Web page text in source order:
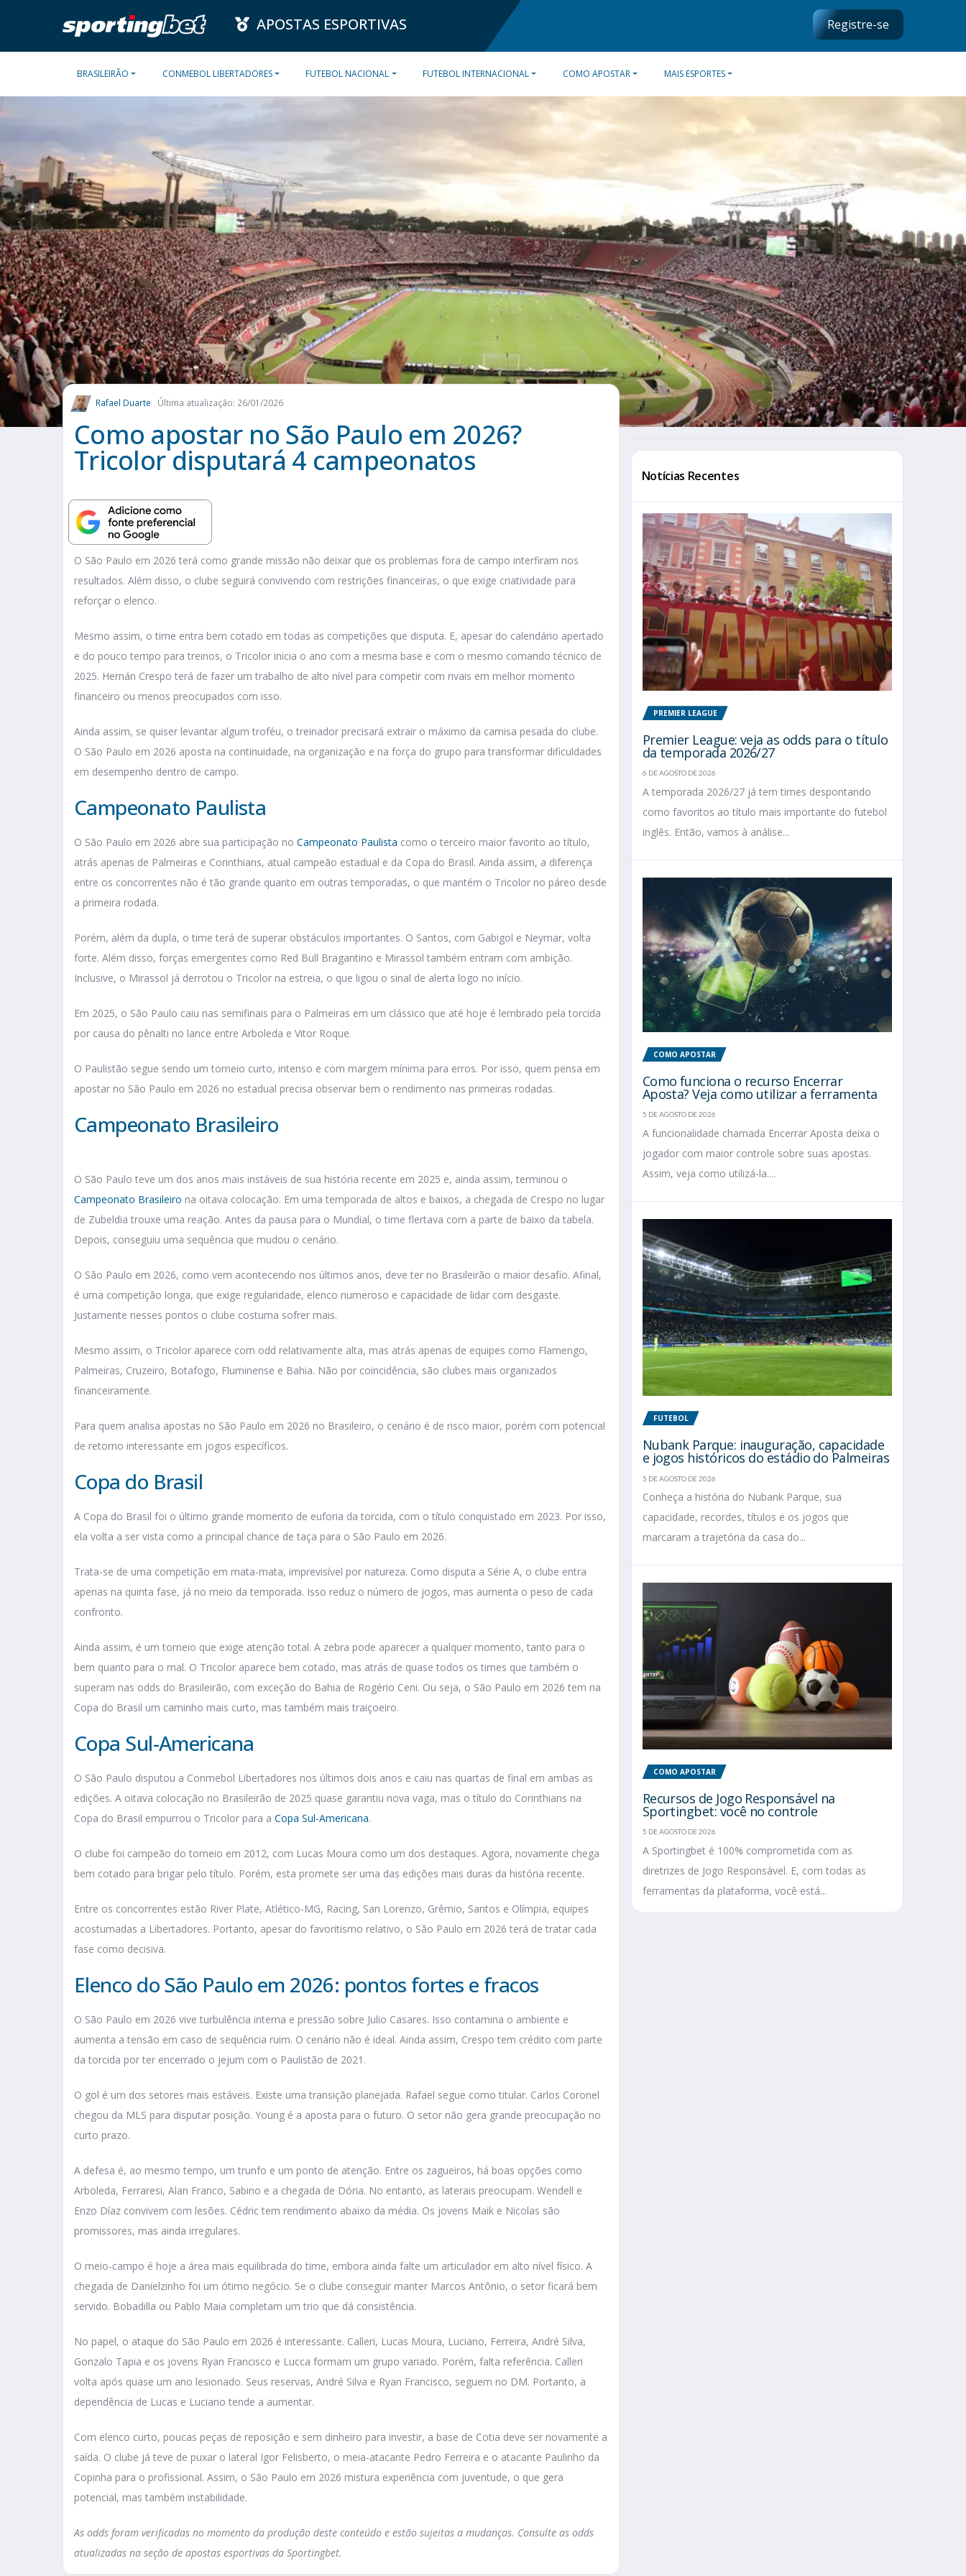
APOSTAS ESPORTIVAS Registre-se
BRASILEIRÃO CONMEBOL LIBERTADORES FUTEBOL NACIONAL FUTEBOL INTERNACIONAL COMO APOSTAR MAIS ESPORTES
Rafael Duarte Última atualização: 26/01/2026
Como apostar no São Paulo em 2026?
Tricolor disputará 4 campeonatos
O São Paulo em 2026 terá como grande missão não deixar que os problemas fora de campo interfiram nos
resultados. Além disso, o clube seguirá convivendo com restrições financeiras, o que exige criatividade para
reforçar o elenco.
Mesmo assim, o time entra bem cotado em todas as competições que disputa. E, apesar do calendário apertado
e do pouco tempo para treinos, o Tricolor inicia o ano com a mesma base e com o mesmo comando técnico de
2025. Hernán Crespo terá de fazer um trabalho de alto nível para competir com rivais em melhor momento
financeiro ou menos preocupados com isso.
Ainda assim, se quiser levantar algum troféu, o treinador precisará extrair o máximo da camisa pesada do clube.
O São Paulo em 2026 aposta na continuidade, na organização e na força do grupo para transformar dificuldades
em desempenho dentro de campo.
Campeonato Paulista
O São Paulo em 2026 abre sua participação no Campeonato Paulista como o terceiro maior favorito ao título,
atrás apenas de Palmeiras e Corinthians, atual campeão estadual e da Copa do Brasil. Ainda assim, a diferença
entre os concorrentes não é tão grande quanto em outras temporadas, o que mantém o Tricolor no páreo desde
a primeira rodada.
Porém, além da dupla, o time terá de superar obstáculos importantes. O Santos, com Gabigol e Neymar, volta
forte. Além disso, forças emergentes como Red Bull Bragantino e Mirassol também entram com ambição.
Inclusive, o Mirassol já derrotou o Tricolor na estreia, o que ligou o sinal de alerta logo no início.
Em 2025, o São Paulo caiu nas semifinais para o Palmeiras em um clássico que até hoje é lembrado pela torcida
por causa do pênalti no lance entre Arboleda e Vitor Roque.
O Paulistão segue sendo um torneio curto, intenso e com margem mínima para erros. Por isso, quem pensa em
apostar no São Paulo em 2026 no estadual precisa observar bem o rendimento nas primeiras rodadas.
Campeonato Brasileiro
O São Paulo teve um dos anos mais instáveis de sua história recente em 2025 e, ainda assim, terminou o
Campeonato Brasileiro na oitava colocação. Em uma temporada de altos e baixos, a chegada de Crespo no lugar
de Zubeldia trouxe uma reação. Antes da pausa para o Mundial, o time flertava com a parte de baixo da tabela.
Depois, conseguiu uma sequência que mudou o cenário.
O São Paulo em 2026, como vem acontecendo nos últimos anos, deve ter no Brasileirão o maior desafio. Afinal,
é uma competição longa, que exige regularidade, elenco numeroso e capacidade de lidar com desgaste.
Justamente nesses pontos o clube costuma sofrer mais.
Mesmo assim, o Tricolor aparece com odd relativamente alta, mas atrás apenas de equipes como Flamengo,
Palmeiras, Cruzeiro, Botafogo, Fluminense e Bahia. Não por coincidência, são clubes mais organizados
financeiramente.
Para quem analisa apostas no São Paulo em 2026 no Brasileiro, o cenário é de risco maior, porém com potencial
de retorno interessante em jogos específicos.
Copa do Brasil
A Copa do Brasil foi o último grande momento de euforia da torcida, com o título conquistado em 2023. Por isso,
ela volta a ser vista como a principal chance de taça para o São Paulo em 2026.
Trata-se de uma competição em mata-mata, imprevisível por natureza. Como disputa a Série A, o clube entra
apenas na quinta fase, já no meio da temporada. Isso reduz o número de jogos, mas aumenta o peso de cada
confronto.
Ainda assim, é um torneio que exige atenção total. A zebra pode aparecer a qualquer momento, tanto para o
bem quanto para o mal. O Tricolor aparece bem cotado, mas atrás de quase todos os times que também o
superam nas odds do Brasileirão, com exceção do Bahia de Rogério Ceni. Ou seja, o São Paulo em 2026 tem na
Copa do Brasil um caminho mais curto, mas também mais traiçoeiro.
Copa Sul-Americana
O São Paulo disputou a Conmebol Libertadores nos últimos dois anos e caiu nas quartas de final em ambas as
edições. A oitava colocação no Brasileirão de 2025 quase garantiu nova vaga, mas o título do Corinthians na
Copa do Brasil empurrou o Tricolor para a Copa Sul-Americana.
O clube foi campeão do torneio em 2012, com Lucas Moura como um dos destaques. Agora, novamente chega
bem cotado para brigar pelo título. Porém, esta promete ser uma das edições mais duras da história recente.
Entre os concorrentes estão River Plate, Atlético-MG, Racing, San Lorenzo, Grêmio, Santos e Olímpia, equipes
acostumadas a Libertadores. Portanto, apesar do favoritismo relativo, o São Paulo em 2026 terá de tratar cada
fase como decisiva.
Elenco do São Paulo em 2026: pontos fortes e fracos
O São Paulo em 2026 vive turbulência interna e pressão sobre Julio Casares. Isso contamina o ambiente e
aumenta a tensão em caso de sequência ruim. O cenário não é ideal. Ainda assim, Crespo tem crédito com parte
da torcida por ter encerrado o jejum com o Paulistão de 2021.
O gol é um dos setores mais estáveis. Existe uma transição planejada. Rafael segue como titular. Carlos Coronel
chegou da MLS para disputar posição. Young é a aposta para o futuro. O setor não gera grande preocupação no
curto prazo.
A defesa é, ao mesmo tempo, um trunfo e um ponto de atenção. Entre os zagueiros, há boas opções como
Arboleda, Ferraresi, Alan Franco, Sabino e a chegada de Dória. No entanto, as laterais preocupam. Wendell e
Enzo Díaz convivem com lesões. Cédric tem rendimento abaixo da média. Os jovens Maik e Nicolas são
promissores, mas ainda irregulares.
O meio-campo é hoje a área mais equilibrada do time, embora ainda falte um articulador em alto nível físico. A
chegada de Danielzinho foi um ótimo negócio. Se o clube conseguir manter Marcos Antônio, o setor ficará bem
servido. Bobadilla ou Pablo Maia completam um trio que dá consistência.
No papel, o ataque do São Paulo em 2026 é interessante. Calleri, Lucas Moura, Luciano, Ferreira, André Silva,
Gonzalo Tapia e os jovens Ryan Francisco e Lucca formam um grupo variado. Porém, falta referência. Calleri
volta após quase um ano lesionado. Seus reservas, André Silva e Ryan Francisco, seguem no DM. Portanto, a
dependência de Lucas e Luciano tende a aumentar.
Com elenco curto, poucas peças de reposição e sem dinheiro para investir, a base de Cotia deve ser novamente a
saída. O clube já teve de puxar o lateral Igor Felisberto, o meia-atacante Pedro Ferreira e o atacante Paulinho da
Copinha para o profissional. Assim, o São Paulo em 2026 mistura experiência com juventude, o que gera
potencial, mas também instabilidade.
As odds foram verificadas no momento da produção deste conteúdo e estão sujeitas a mudanças. Consulte as odds
atualizadas na seção de apostas esportivas da Sportingbet.
Notícias Recentes
PREMIER LEAGUE
Premier League: veja as odds para o título
da temporada 2026/27
6 DE AGOSTO DE 2026
A temporada 2026/27 já tem times despontando
como favoritos ao título mais importante do futebol
inglês. Então, vamos à análise...
COMO APOSTAR
Como funciona o recurso Encerrar
Aposta? Veja como utilizar a ferramenta
5 DE AGOSTO DE 2026
A funcionalidade chamada Encerrar Aposta deixa o
jogador com maior controle sobre suas apostas.
Assim, veja como utilizá-la....
FUTEBOL
Nubank Parque: inauguração, capacidade
e jogos históricos do estádio do Palmeiras
5 DE AGOSTO DE 2026
Conheça a história do Nubank Parque, sua
capacidade, recordes, títulos e os jogos que
marcaram a trajetória da casa do...
COMO APOSTAR
Recursos de Jogo Responsável na
Sportingbet: você no controle
5 DE AGOSTO DE 2026
A Sportingbet é 100% comprometida com as
diretrizes de Jogo Responsável. E, com todas as
ferramentas da plataforma, você está...